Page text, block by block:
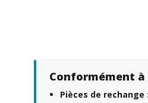
Conformément
Pièces de rechange :